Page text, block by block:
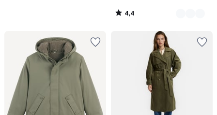
réduction
appliquée.
4,4
/